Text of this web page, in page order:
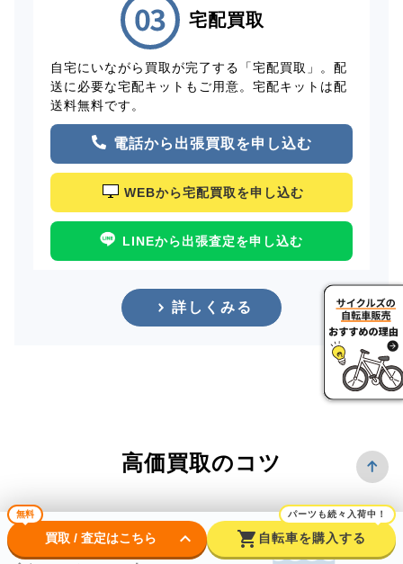
宅配買取
自宅にいながら買取が完了する「宅配買取」。配
送に必要な宅配キットもご用意。宅配キットは配
送料無料です。
電話から出張買取を申し込む
WEBから宅配買取を申し込む
LINEから出張査定を申し込む
詳しくみる
高価買取のコツ
できるだけ
無料
買取 / 査定はこちら keyboard_arrow_down shopping_cart
パーツも続々入荷中！
自転車を購入する